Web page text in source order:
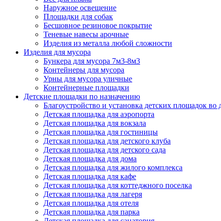
Наружное освещение
Площадки для собак
Бесшовное резиновое покрытие
Теневые навесы арочные
Изделия из металла любой сложности
Изделия для мусора
Бункера для мусора 7м3-8м3
Контейнеры для мусора
Урны для мусора уличные
Контейнерные площадки
Детские площадки по назначению
Благоустройство и установка детских площадок
Детская площадка для аэропорта
Детская площадка для вокзала
Детская площадка для гостиницы
Детская площадка для детского клуба
Детская площадка для детского сада
Детская площадка для дома
Детская площадка для жилого комплекса
Детская площадка для кафе
Детская площадка для коттеджного поселка
Детская площадка для лагеря
Детская площадка для отеля
Детская площадка для парка